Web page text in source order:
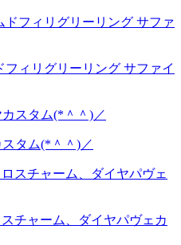
ィリグリーリング サファイ
タム(*＾＾)／
チャーム、ダイヤパヴェカ